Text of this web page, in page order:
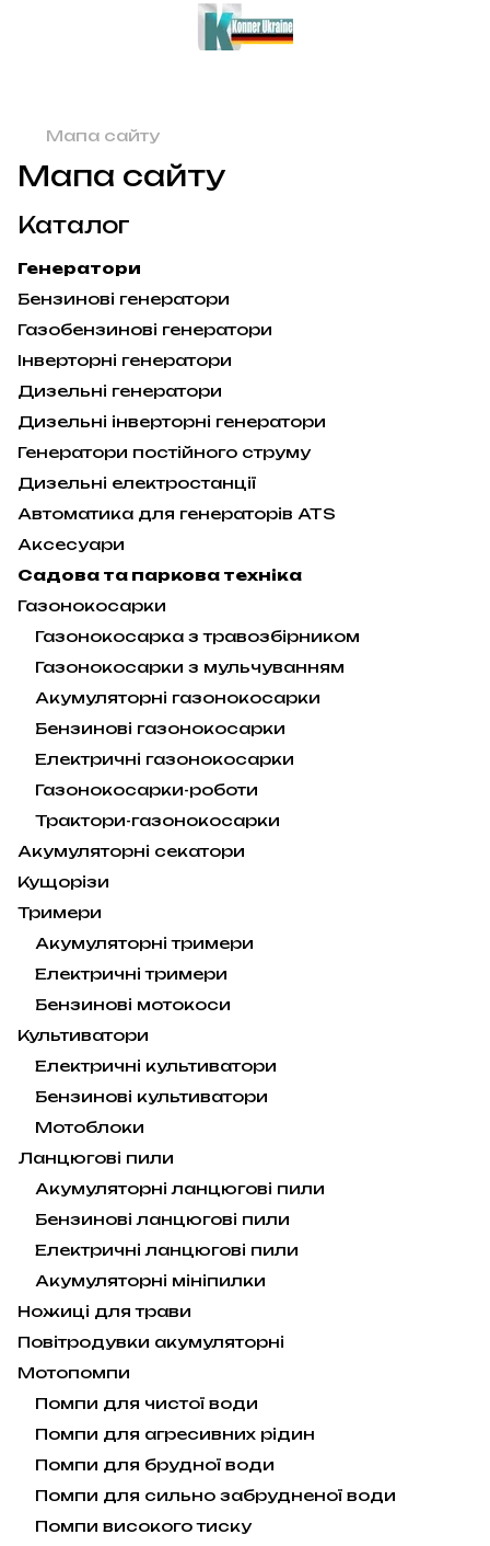
Мапа сайту
Мапа сайту
Каталог
Генератори
Бензинові генератори
Газобензинові генератори
Інверторні генератори
Дизельні генератори
Дизельні інверторні генератори
Генератори постійного струму
Дизельні електростанції
Автоматика для генераторів ATS
Аксесуари
Садова та паркова техніка
Газонокосарки
Газонокосарка з травозбірником
Газонокосарки з мульчуванням
Акумуляторні газонокосарки
Бензинові газонокосарки
Електричні газонокосарки
Газонокосарки-роботи
Трактори-газонокосарки
Акумуляторні секатори
Кущорізи
Тримери
Акумуляторні тримери
Електричні тримери
Бензинові мотокоси
Культиватори
Електричні культиватори
Бензинові культиватори
Мотоблоки
Ланцюгові пили
Акумуляторні ланцюгові пили
Бензинові ланцюгові пили
Електричні ланцюгові пили
Акумуляторні мініпилки
Ножиці для трави
Повітродувки акумуляторні
Мотопомпи
Помпи для чистої води
Помпи для агресивних рідин
Помпи для брудної води
Помпи для сильно забрудненої води
Помпи високого тиску